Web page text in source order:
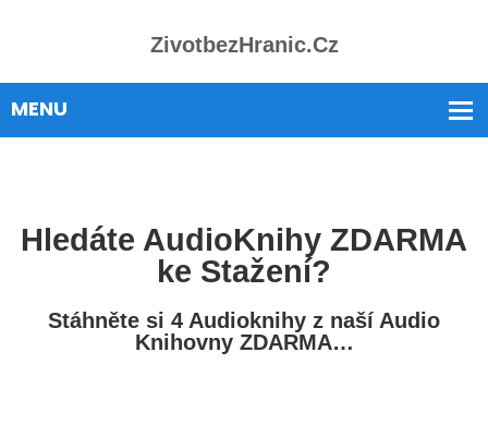
ZivotbezHranic.cz
Hledáte AudioKnihy ZDARMA
ke Stažení?
Stáhněte si 4 Audioknihy z naší Audio
Knihovny ZDARMA…